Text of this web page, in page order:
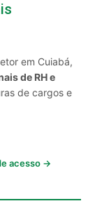
em Cuiabá,
de RH e
de cargos e
acesso →